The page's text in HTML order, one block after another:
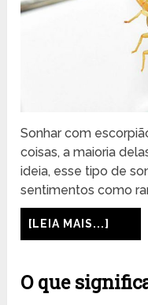
Sonhar com
coisas, a maioria
ideia, esse tipo de
sentimentos como
[LEIA MAIS...]
O que